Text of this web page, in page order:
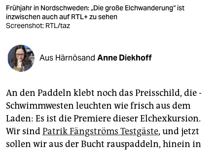
verlag
veranstaltungen
shop
fragen & hilfe
abo
genossenschaft
epaper login
Frühjahr in Nord­schweden: „Die große Elch­wanderung“ ist
inzwischen auch auf RTL+ zu sehen
Screenshot: RTL/taz
Aus Härnösand Anne Diekhoff
An den Paddeln klebt noch das Preisschild, die ­
Schwimmwesten leuchten wie frisch aus dem
Laden: Es ist die Premiere dieser Elchexkursion.
Wir sindPatrik Fängströms Testgäste, und jetzt
sollen wir aus der Bucht rauspaddeln, hinein in